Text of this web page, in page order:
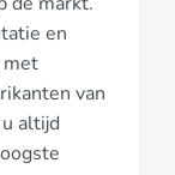
en
met
van
altijd